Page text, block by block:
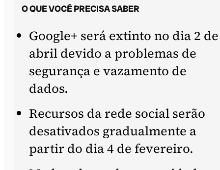
O QUE VOCÊ PRECISA SABER
Google+ será extinto no dia 2 de
abril devido a problemas de
segurança e vazamento de
dados.
Recursos da rede social serão
desativados gradualmente a
partir do dia 4 de fevereiro.